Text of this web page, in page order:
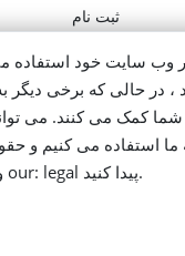
ثبت نام
اطلاعات ارسال
Let's stay
وب سایت خود استفاده
در حالی که برخی دیگر
کمک می کنند. می
ما استفاده می کنیم و
کاربر در ما: policy و our: legal پیدا کنید.